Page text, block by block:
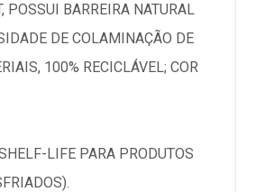
POSSUI BARREIRA NATURAL
DE COLAMINAÇÃO DE
100% RECICLÁVEL; COR
LIFE PARA PRODUTOS